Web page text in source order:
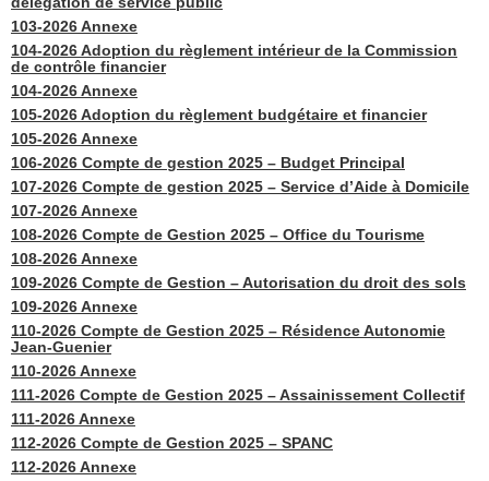
103-2026 Annexe
104-2026 Adoption du règlement intérieur de la Commission
de contrôle financier
104-2026 Annexe
105-2026 Adoption du règlement budgétaire et financier
105-2026 Annexe
106-2026 Compte de gestion 2025 – Budget Principal
107-2026 Compte de gestion 2025 – Service d’Aide à Domicile
107-2026 Annexe
108-2026 Compte de Gestion 2025 – Office du Tourisme
108-2026 Annexe
109-2026 Compte de Gestion – Autorisation du droit des sols
109-2026 Annexe
110-2026 Compte de Gestion 2025 – Résidence Autonomie
Jean-Guenier
110-2026 Annexe
111-2026 Compte de Gestion 2025 – Assainissement Collectif
111-2026 Annexe
112-2026 Compte de Gestion 2025 – SPANC
112-2026 Annexe